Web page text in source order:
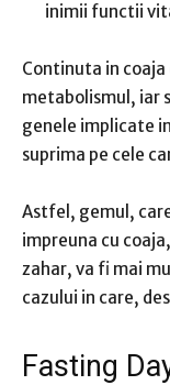
inimii functii
Continuta in
metabolismul, iar
genele implicate
suprima pe cele
Astfel, gemul,
impreuna cu
zahar, va fi mai
cazului in care,
Fasting